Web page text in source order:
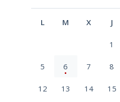
L M X J
1
5 6 7 8
12 13 14 15